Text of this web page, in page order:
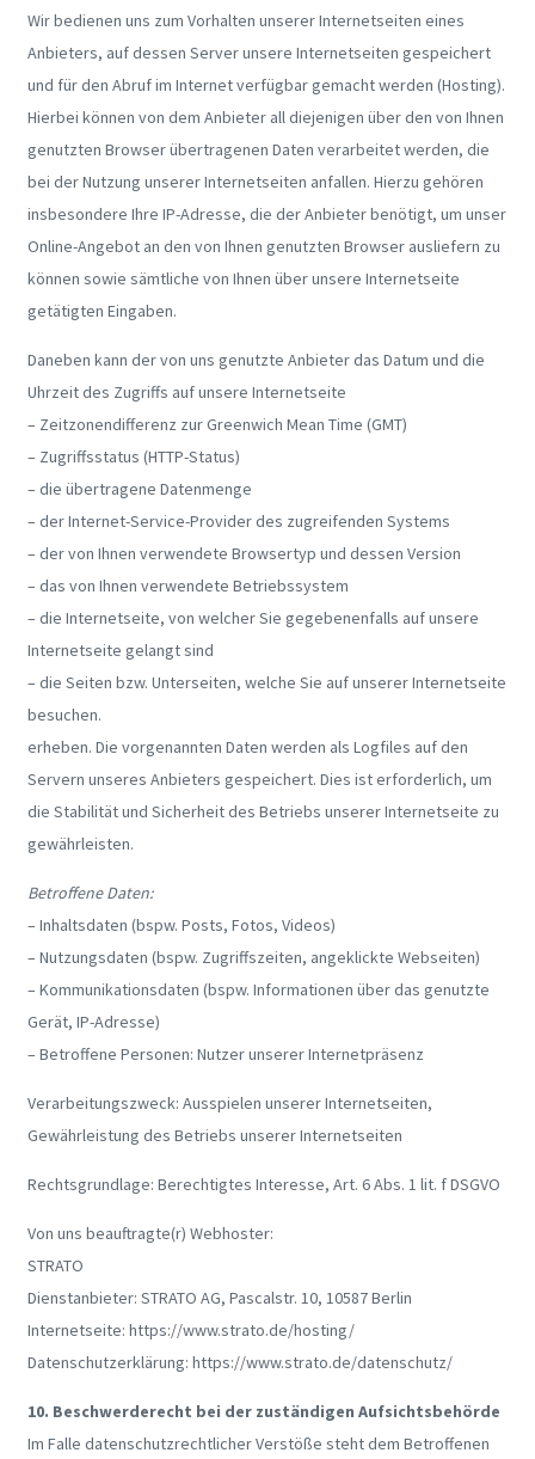
Wir bedienen uns zum Vorhalten unserer Internetseiten eines
Anbieters, auf dessen Server unsere Internetseiten gespeichert
und für den Abruf im Internet verfügbar gemacht werden (Hosting).
Hierbei können von dem Anbieter all diejenigen über den von Ihnen
genutzten Browser übertragenen Daten verarbeitet werden, die
bei der Nutzung unserer Internetseiten anfallen. Hierzu gehören
insbesondere Ihre IP-Adresse, die der Anbieter benötigt, um unser
Online-Angebot an den von Ihnen genutzten Browser ausliefern zu
können sowie sämtliche von Ihnen über unsere Internetseite
getätigten Eingaben.
Daneben kann der von uns genutzte Anbieter das Datum und die
Uhrzeit des Zugriffs auf unsere Internetseite
– Zeitzonendifferenz zur Greenwich Mean Time (GMT)
– Zugriffsstatus (HTTP-Status)
– die übertragene Datenmenge
– der Internet-Service-Provider des zugreifenden Systems
– der von Ihnen verwendete Browsertyp und dessen Version
– das von Ihnen verwendete Betriebssystem
– die Internetseite, von welcher Sie gegebenenfalls auf unsere
Internetseite gelangt sind
– die Seiten bzw. Unterseiten, welche Sie auf unserer Internetseite
besuchen.
erheben. Die vorgenannten Daten werden als Logfiles auf den
Servern unseres Anbieters gespeichert. Dies ist erforderlich, um
die Stabilität und Sicherheit des Betriebs unserer Internetseite zu
gewährleisten.
Betroffene Daten:
– Inhaltsdaten (bspw. Posts, Fotos, Videos)
– Nutzungsdaten (bspw. Zugriffszeiten, angeklickte Webseiten)
– Kommunikationsdaten (bspw. Informationen über das genutzte
Gerät, IP-Adresse)
– Betroffene Personen: Nutzer unserer Internetpräsenz
Verarbeitungszweck: Ausspielen unserer Internetseiten,
Gewährleistung des Betriebs unserer Internetseiten
Rechtsgrundlage: Berechtigtes Interesse, Art. 6 Abs. 1 lit. f DSGVO
Von uns beauftragte(r) Webhoster:
STRATO
Dienstanbieter: STRATO AG, Pascalstr. 10, 10587 Berlin
Internetseite: https://www.strato.de/hosting/
Datenschutzerklärung: https://www.strato.de/datenschutz/
10. Beschwerderecht bei der zuständigen Aufsichtsbehörde
Im Falle datenschutzrechtlicher Verstöße steht dem Betroffenen